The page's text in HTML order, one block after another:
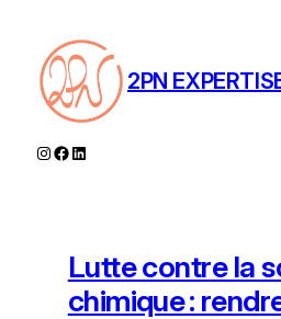
contenu
2PN
Instagram
Facebook
LinkedIn
Lutte contre la
chimique :